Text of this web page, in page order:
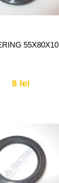
55X80X10
8 lei